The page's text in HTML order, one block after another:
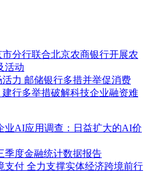
分行联合北京农商银行开展农
活动
力 邮储银行多措并举促消费
行多举措破解科技企业融资难
业AI应用调查：日益扩大的AI价
季度金融统计数据报告
支付 全力支撑实体经济跨境前行